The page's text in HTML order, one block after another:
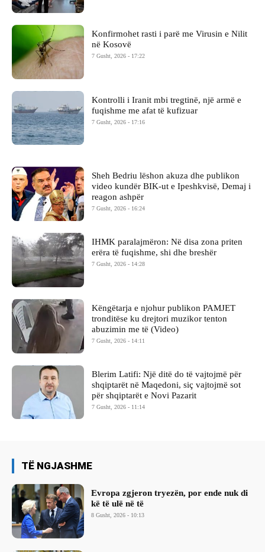
Konfirmohet rasti i parë me Virusin e Nilit
në Kosovë
7 Gusht, 2026 - 17:22
Kontrolli i Iranit mbi tregtinë, një armë e
fuqishme me afat të kufizuar
7 Gusht, 2026 - 17:16
Sheh Bedriu lëshon akuza dhe publikon
video kundër BIK-ut e Ipeshkvisë, Demaj i
reagon ashpër
7 Gusht, 2026 - 16:24
IHMK paralajmëron: Në disa zona priten
erëra të fuqishme, shi dhe breshër
7 Gusht, 2026 - 14:28
Këngëtarja e njohur publikon PAMJET
tronditëse ku drejtori muzikor tenton
abuzimin me të (Video)
7 Gusht, 2026 - 14:11
Blerim Latifi: Një ditë do të vajtojmë për
shqiptarët në Maqedoni, siç vajtojmë sot
për shqiptarët e Novi Pazarit
7 Gusht, 2026 - 11:14
TË NGJASHME
Evropa zgjeron tryezën, por ende nuk di
kë të ulë në të
8 Gusht, 2026 - 10:13